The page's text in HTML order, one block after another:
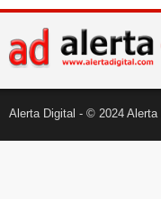
Alerta Digital - © 2024 Alerta